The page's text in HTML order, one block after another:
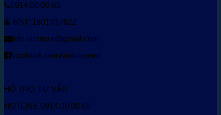
0914.00.00.65
MST: 1801737622
info.vinhtour@gmail.com
facebook.com/vinhtourvn/
HỖ TRỢ TƯ VẤN
HOTLINE 0914.00.00.65